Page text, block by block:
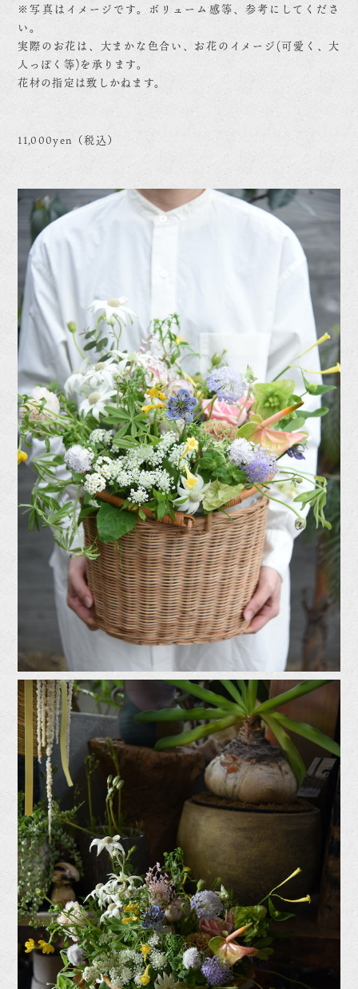
※写真はイメージです。ボリューム感等、参考にしてくださ
い。
実際のお花は、大まかな色合い、お花のイメージ(可愛く、大
人っぽく等)を承ります。
花材の指定は致しかねます。
11,000yen（税込）